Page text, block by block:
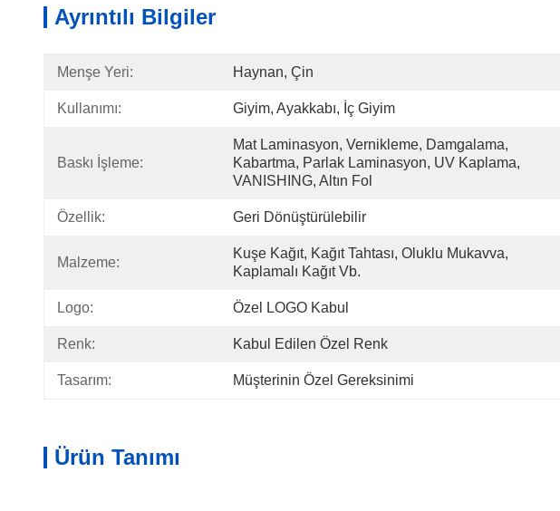
Ayrıntılı Bilgiler
Menşe Yeri: Haynan, Çin
Kullanımı: Giyim, Ayakkabı, İç Giyim
Baskı İşleme:
Mat Laminasyon, Vernikleme, Damgalama,
Kabartma, Parlak Laminasyon, UV Kaplama,
VANISHING, Altın Fol
Özellik: Geri Dönüştürülebilir
Malzeme:
Kuşe Kağıt, Kağıt Tahtası, Oluklu Mukavva,
Kaplamalı Kağıt Vb.
Logo: Özel LOGO Kabul
Renk: Kabul Edilen Özel Renk
Tasarım: Müşterinin Özel Gereksinimi
Ürün Tanımı